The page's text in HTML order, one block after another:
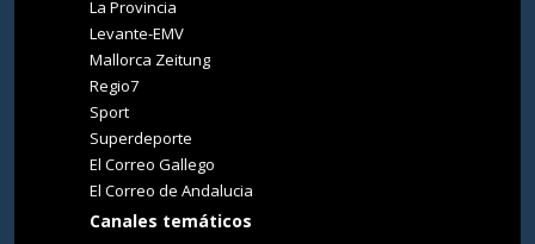
La Provincia
Levante-EMV
Mallorca Zeitung
Regio7
Sport
Superdeporte
El Correo Gallego
El Correo de Andalucia
Canales temáticos